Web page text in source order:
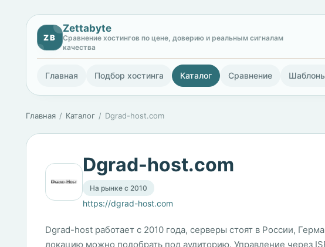
ZB
Zettabyte
Сравнение хостингов по цене, доверию и реальным сигналам
качества
Главная Подбор хостинга Каталог Сравнение
Главная Каталог Dgrad-host.com
Dgrad-host.com
На рынке с 2010
https://dgrad-host.com
Dgrad-host работает с 2010 года, серверы стоят в России,
локацию можно подобрать под аудиторию. Управление через